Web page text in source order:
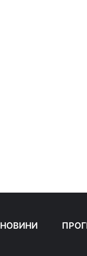
НОВИНИ